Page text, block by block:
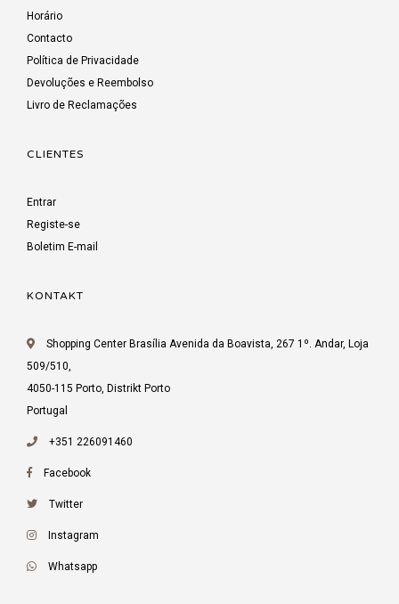
Horário
Contacto
Política de Privacidade
Devoluções e Reembolso
Livro de Reclamações
CLIENTES
Entrar
Registe-se
Boletim E-mail
KONTAKT
Shopping Center Brasília Avenida da Boavista, 267 1º. Andar, Loja
509/510,
4050-115 Porto, Distrikt Porto
Portugal
+351 226091460
Facebook
Twitter
Instagram
Whatsapp